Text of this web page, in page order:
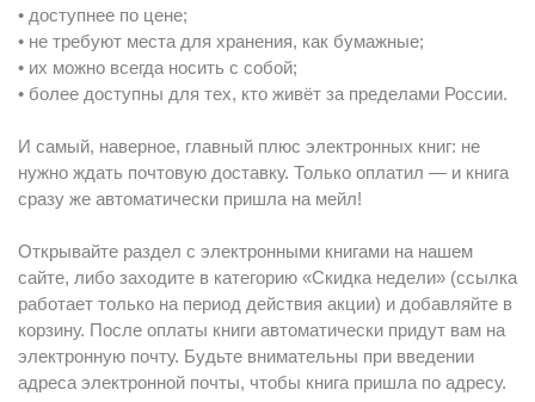
• доступнее по цене;
• не требуют места для хранения, как бумажные;
• их можно всегда носить с собой;
• более доступны для тех, кто живёт за пределами России.
И самый, наверное, главный плюс электронных книг: не
нужно ждать почтовую доставку. Только оплатил — и книга
сразу же автоматически пришла на мейл!
Открывайте раздел с электронными книгами на нашем
сайте, либо заходите в категорию «Скидка недели» (ссылка
работает только на период действия акции) и добавляйте в
корзину. После оплаты книги автоматически придут вам на
электронную почту. Будьте внимательны при введении
адреса электронной почты, чтобы книга пришла по адресу.